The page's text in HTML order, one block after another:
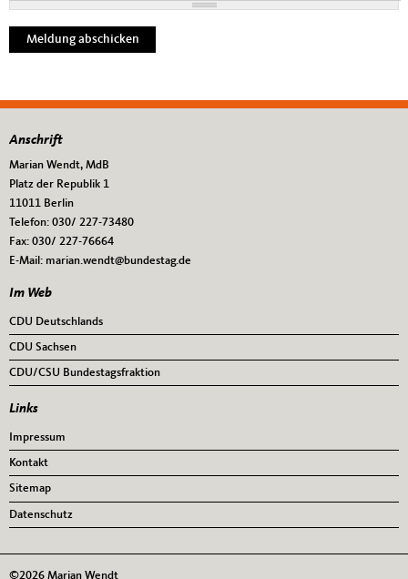
Fußbereich
Anschrift
Marian Wendt, MdB
Platz der Republik 1
11011 Berlin
Telefon: 030/ 227-73480
Fax: 030/ 227-76664
E-Mail: marian.wendt@bundestag.de
Im Web
CDU Deutschlands
CDU Sachsen
CDU/CSU Bundestagsfraktion
Links
Impressum
Kontakt
Sitemap
Datenschutz
©2026 Marian Wendt